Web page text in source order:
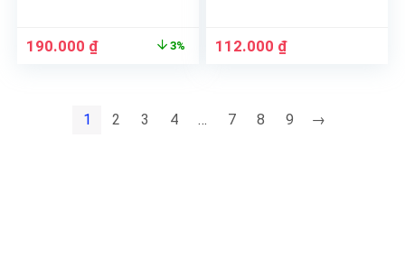
190.000 ₫ 3% 112.000 ₫
1 2 3 4 … 7 8 9 →